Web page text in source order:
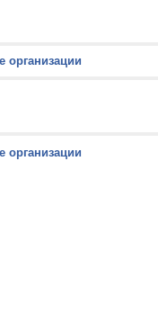
организации
организации